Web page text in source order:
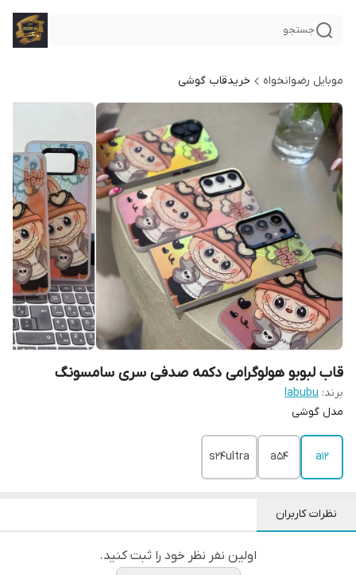
جستجو
موبایل رضوانخواه خریدقاب گوشی
قاب لبوبو هولوگرامی دکمه صدفی سری سامسونگ
برند: labubu
مدل گوشی
a12
a54
s24ultra
نظرات کاربران
اولین نفر نظر خود را ثبت کنید.